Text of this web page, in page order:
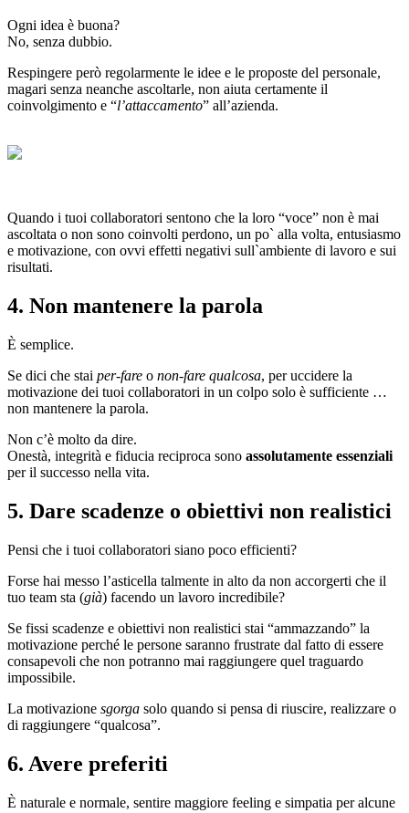
Ogni idea è buona?
No, senza dubbio.
Respingere però regolarmente le idee e le proposte del personale,
magari senza neanche ascoltarle, non aiuta certamente il
coinvolgimento e “l’attaccamento” all’azienda.
Quando i tuoi collaboratori sentono che la loro “voce” non è mai
ascoltata o non sono coinvolti perdono, un po` alla volta, entusiasmo
e motivazione, con ovvi effetti negativi sull`ambiente di lavoro e sui
risultati.
4. Non mantenere la parola
È semplice.
Se dici che stai per-fare o non-fare qualcosa, per uccidere la
motivazione dei tuoi collaboratori in un colpo solo è sufficiente …
non mantenere la parola.
Non c’è molto da dire.
Onestà, integrità e fiducia reciproca sono assolutamente essenziali
per il successo nella vita.
5. Dare scadenze o obiettivi non realistici
Pensi che i tuoi collaboratori siano poco efficienti?
Forse hai messo l’asticella talmente in alto da non accorgerti che il
tuo team sta (già) facendo un lavoro incredibile?
Se fissi scadenze e obiettivi non realistici stai “ammazzando” la
motivazione perché le persone saranno frustrate dal fatto di essere
consapevoli che non potranno mai raggiungere quel traguardo
impossibile.
La motivazione sgorga solo quando si pensa di riuscire, realizzare o
di raggiungere “qualcosa”.
6. Avere preferiti
È naturale e normale, sentire maggiore feeling e simpatia per alcune